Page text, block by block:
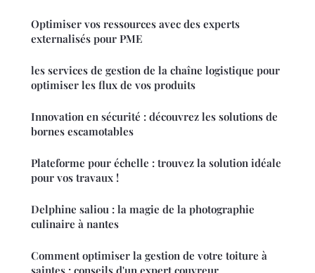
Optimiser vos ressources avec des experts
externalisés pour PME
les services de gestion de la chaîne logistique pour
optimiser les flux de vos produits
Innovation en sécurité : découvrez les solutions de
bornes escamotables
Plateforme pour échelle : trouvez la solution idéale
pour vos travaux !
Delphine saliou : la magie de la photographie
culinaire à nantes
Comment optimiser la gestion de votre toiture à
saintes : conseils d'un expert couvreur